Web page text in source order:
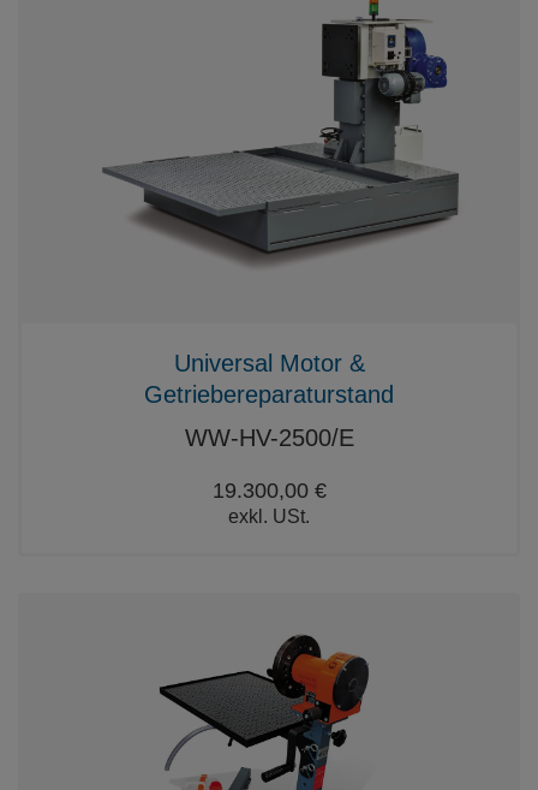
Universal Motor &
Getriebereparaturstand
WW-HV-2500/E
19.300,00 €
exkl. USt.